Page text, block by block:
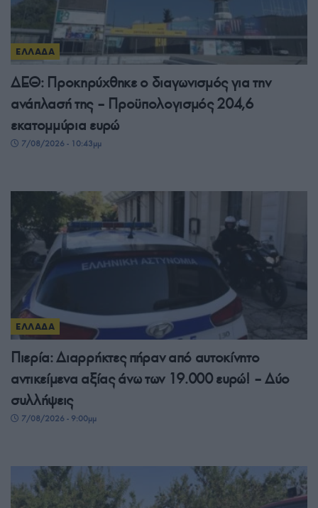
ΕΛΛΑΔΑ
ΔΕΘ: Προκηρύχθηκε ο διαγωνισμός για την
ανάπλασή της – Προϋπολογισμός 204,6
εκατομμύρια ευρώ
7/08/2026 - 10:43μμ
ΕΛΛΑΔΑ
Πιερία: Διαρρήκτες πήραν από αυτοκίνητο
αντικείμενα αξίας άνω των 19.000 ευρώ! – Δύο
συλλήψεις
7/08/2026 - 9:00μμ